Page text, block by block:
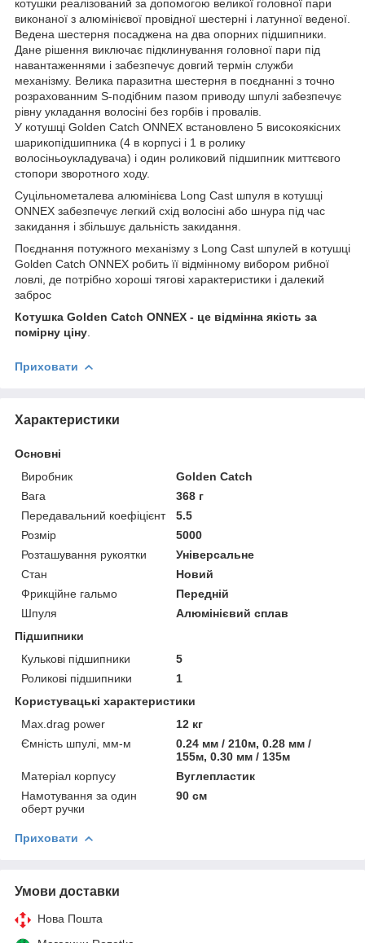
котушки реалізований за допомогою великої головної пари
виконаної з алюмінієвої провідної шестерні і латунної веденої.
Ведена шестерня посаджена на два опорних підшипники.
Дане рішення виключає підклинування головної пари під
навантаженнями і забезпечує довгий термін служби
механізму. Велика паразитна шестерня в поєднанні з точно
розрахованним S-подібним пазом приводу шпулі забезпечує
рівну укладання волосіні без горбів і провалів.
У котушці Golden Catch ONNEX встановлено 5 високоякісних
шарикопідшипника (4 в корпусі і 1 в ролику
волосіньоукладувача) і один роликовий підшипник миттєвого
стопори зворотного ходу.
Суцільнометалева алюмінієва Long Cast шпуля в котушці
ONNEX забезпечує легкий схід волосіні або шнура під час
закидання і збільшує дальність закидання.
Поєднання потужного механізму з Long Cast шпулей в котушці
Golden Catch ONNEX робить її відмінному вибором рибної
ловлі, де потрібно хороші тягові характеристики і далекий
заброс
Котушка Golden Catch ONNEX - це відмінна якість за
помірну ціну
Приховати
Характеристики
Основні
Виробник
Golden Catch
Вага
368 г
Передавальний коефіцієнт
5.5
Розмір
5000
Розташування рукоятки
Універсальне
Стан
Новий
Фрикційне гальмо
Передній
Шпуля
Алюмінієвий сплав
Підшипники
Кулькові підшипники
5
Роликові підшипники
1
Користувацькі характеристики
Max.drag power
12 кг
Ємність шпулі, мм-м
0.24 мм / 210м, 0.28 мм /
155м, 0.30 мм / 135м
Матеріал корпусу
Вуглепластик
Намотування за один
оберт ручки
90 см
Приховати
Умови доставки
Нова Пошта